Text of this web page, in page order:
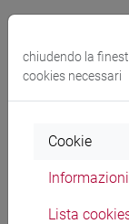
Docenti e
Programma
Docenti
chiudendo la
cookies necessari
Cookie
Lista